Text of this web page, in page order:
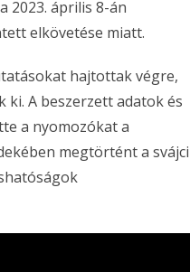
2023. április 8-án
elkövetése miatt.
hajtottak végre,
A beszerzett adatok és
a nyomozókat a
megtörtént a svájci